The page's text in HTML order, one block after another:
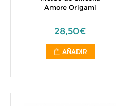
Amore Origami
28,50€
AÑADIR